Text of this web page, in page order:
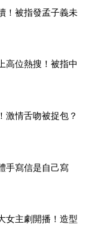
！被指發孟子義未
高位熱搜！被指中
激情舌吻被捉包？
手寫信是自己寫
女主劇開播！造型